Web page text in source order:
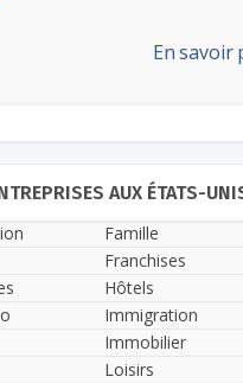
En savoir
AUX ÉTATS-
Famille
Franchises
Hôtels
Immigration
Immobilier
Loisirs